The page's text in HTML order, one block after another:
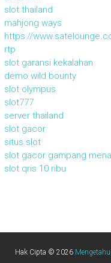
slot thailand
mahjong ways
https://
rtp
slot garansi kekalahan
demo wild bounty
slot olympus
slot777
server thailand
slot gacor
situs slot
slot gacor gampang
slot qris 10 ribu
Hak Cipta © 2026